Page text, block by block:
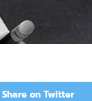
Share on Twitter